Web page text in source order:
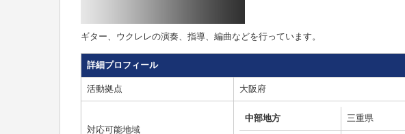
ギター、ウクレレの演奏、指導、編曲などを行っています。
詳細プロフィール
活動拠点 大阪府
対応可能地域
中部地方 三重県